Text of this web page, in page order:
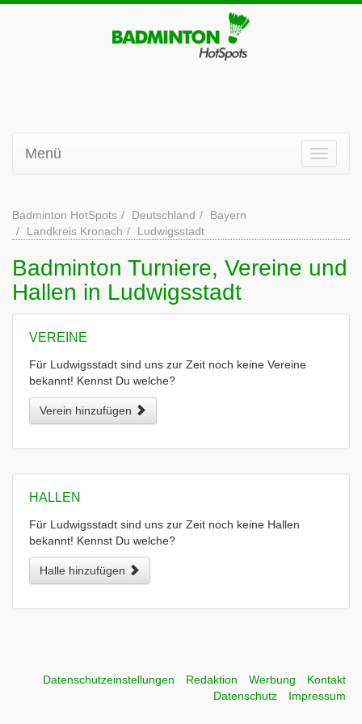
Menü
Badminton HotSpots Deutschland
Bayern
Landkreis Kronach
Ludwigsstadt
Badminton Turniere, Vereine und
Hallen in Ludwigsstadt
VEREINE
Für Ludwigsstadt sind uns zur Zeit noch keine Vereine
bekannt! Kennst Du welche?
Verein hinzufügen
HALLEN
Für Ludwigsstadt sind uns zur Zeit noch keine Hallen
bekannt! Kennst Du welche?
Halle hinzufügen
Datenschutzeinstellungen Redaktion Werbung
Kontakt
Datenschutz
Impressum